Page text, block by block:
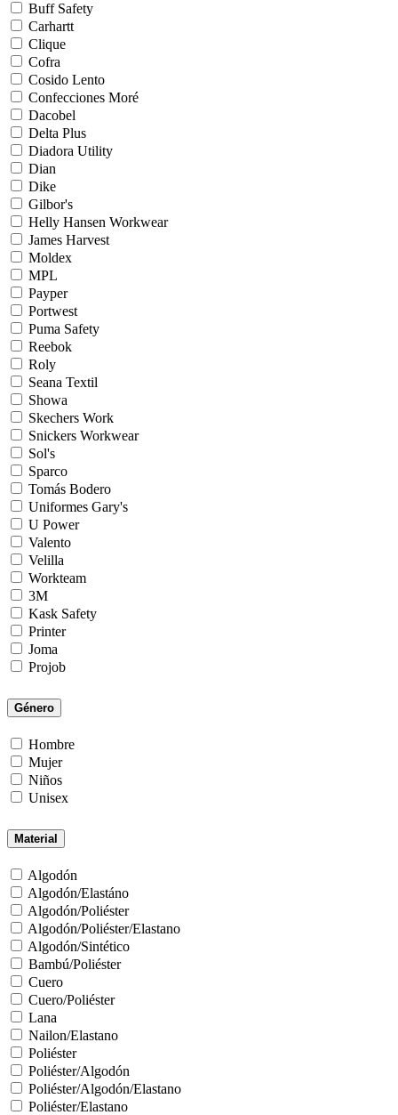
Buff Safety
Carhartt
Clique
Cofra
Cosido Lento
Confecciones Moré
Dacobel
Delta Plus
Diadora Utility
Dian
Dike
Gilbor's
Helly Hansen Workwear
James Harvest
Moldex
MPL
Payper
Portwest
Puma Safety
Reebok
Roly
Seana Textil
Showa
Skechers Work
Snickers Workwear
Sol's
Sparco
Tomás Bodero
Uniformes Gary's
U Power
Valento
Velilla
Workteam
3M
Kask Safety
Printer
Joma
Projob
Género
Hombre
Mujer
Niños
Unisex
Material
Algodón
Algodón/Elastáno
Algodón/Poliéster
Algodón/Poliéster/Elastano
Algodón/Sintético
Bambú/Poliéster
Cuero
Cuero/Poliéster
Lana
Nailon/Elastano
Poliéster
Poliéster/Algodón
Poliéster/Algodón/Elastano
Poliéster/Elastano